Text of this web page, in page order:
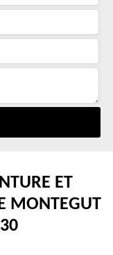
ET
MONTEGUT